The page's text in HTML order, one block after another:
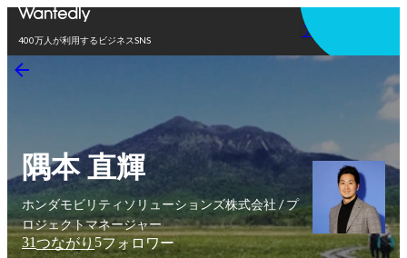
400万人が利用するビジネスSNS
アプリを使う
隅本 直輝
ホンダモビリティソリューションズ株式会社 / プ
ロジェクトマネージャー
31つながり 5フォロワー